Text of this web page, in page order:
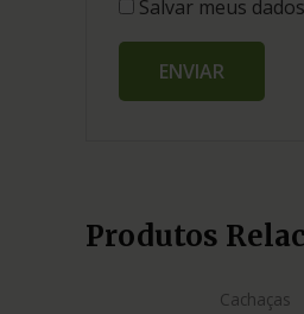
Salvar meus
Produtos
Cachaças